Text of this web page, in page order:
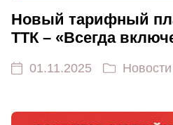
Новый тарифный
ТТК – «Всегда
01.11.2025 Новости